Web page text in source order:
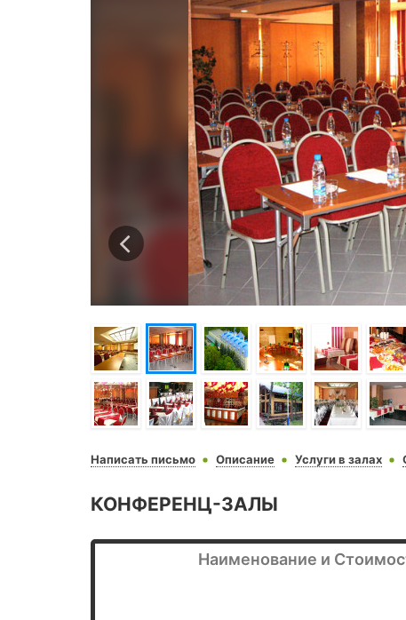
Написать письмо Описание Услуги в залах
КОНФЕРЕНЦ-ЗАЛЫ
Наименование и